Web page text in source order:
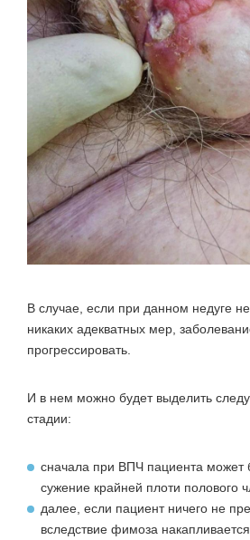
В случае, если при данном недуге
никаких адекватных мер,
прогрессировать.
И в нем можно будет выделить
стадии:
сначала при ВПЧ пациента может
сужение крайней плоти полового
далее, если пациент ничего не
вследствие фимоза